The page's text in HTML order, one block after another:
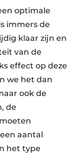
optimale
immers de
klaar zijn en
van de
effect op deze
we het dan
ook de
de
aantal
het type